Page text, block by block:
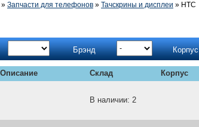
» Запчасти для телефонов » Тачскрины и дисплеи » HTC
Брэнд Корпус
Описание Склад Корпус
В наличии: 2